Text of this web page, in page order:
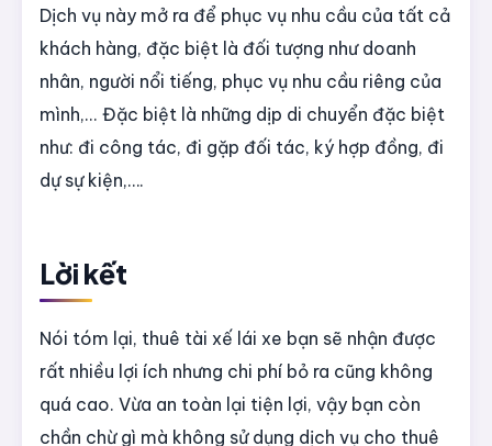
Dịch vụ này mở ra để phục vụ nhu cầu của tất cả
khách hàng, đặc biệt là đối tượng như doanh
nhân, người nổi tiếng, phục vụ nhu cầu riêng của
mình,... Đặc biệt là những dịp di chuyển đặc biệt
như: đi công tác, đi gặp đối tác, ký hợp đồng, đi
dự sự kiện,….
Lời kết
Nói tóm lại, thuê tài xế lái xe bạn sẽ nhận được
rất nhiều lợi ích nhưng chi phí bỏ ra cũng không
quá cao. Vừa an toàn lại tiện lợi, vậy bạn còn
chần chừ gì mà không sử dụng dịch vụ cho thuê